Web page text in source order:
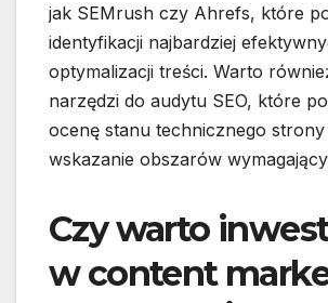
jak SEMrush czy Ahrefs, które
identyfikacji najbardziej
optymalizacji treści. Warto
narzędzi do audytu SEO, które
ocenę stanu technicznego
wskazanie obszarów
Czy warto
w content